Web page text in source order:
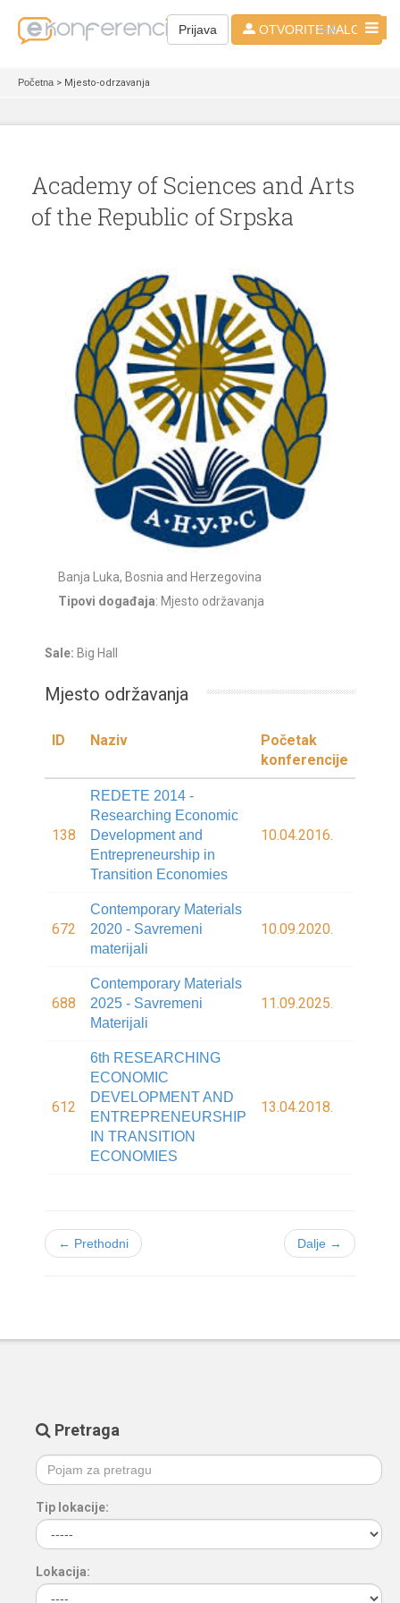
Prijava OTVORITE NALOG
HR
Početna > Mjesto-odrzavanja
Academy of Sciences and Arts
of the Republic of Srpska
Banja Luka, Bosnia and Herzegovina
Tipovi događaja: Mjesto održavanja
Sale: Big Hall
Mjesto održavanja
ID Naziv
Početak
konferencije
138
REDETE 2014 -
Researching Economic
Development and
Entrepreneurship in
Transition Economies
10.04.2016.
672
Contemporary Materials
2020 - Savremeni
materijali
10.09.2020.
688
Contemporary Materials
2025 - Savremeni
Materijali
11.09.2025.
612
6th RESEARCHING
ECONOMIC
DEVELOPMENT AND
ENTREPRENEURSHIP
IN TRANSITION
ECONOMIES
13.04.2018.
← Prethodni Dalje →
Pretraga
Tip lokacije:
Lokacija: